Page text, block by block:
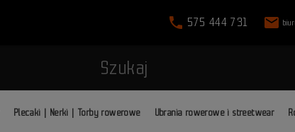
phone 575 444 731 mail
Szukaj
Plecaki | Nerki | Torby rowerowe Ubrania rowerowe i streetwear